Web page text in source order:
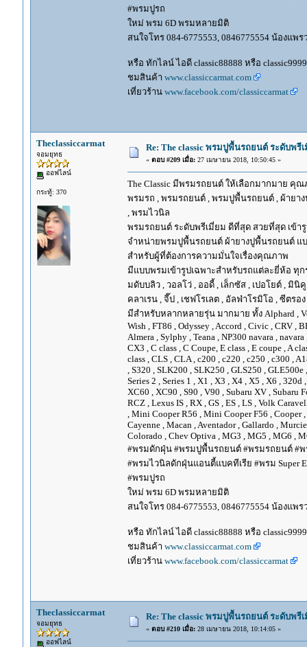
#พรมปูรถ
ใหม่ พรม 6D พรมหลายมิติ
สนใจโทร 084-6775553, 0846775554 น้องแพ
หรือ ทักไลน์ ไอดี classic88888 หรือ
ชมสินค้า www.classiccarmat.com
เที่ยวร้าน www.facebook.com/classiccarmat
Theclassiccarmat
จอมยุทธ
ออฟไลน์
กระทู้: 370
Re: The classic พรมปูพื้นรถยนต์ ระดับพรี
« ตอบ #209 เมื่อ:27 เมษายน 2018, 10:50:45 »
The Classic มีพรมรถยนต์ ให้เลือกมากมาย คุ
พรมรถ , พรมรถยนต์ , พรมปูพื้นรถยนต์ , ผ้ายา
, พรมไวนิล
พรมรถยนต์ ระดับพรีเมี่ยม ดีที่สุด สวยที่สุด เข้ารู
จำหน่ายพรมปูพื้นรถยนต์ ผ้ายางปูพื้นรถยนต์ แบบ
สำหรับผู้ที่ต้องการความมั่นใจเรื่องคุณภาพ
มีแบบพรมเข้ารูปเฉพาะสำหรับรถแต่ละยี่ห้อ ทุก
มดับบลิว , วอลโว่ , ออดี้ , เล็กซัส , เปอโยต์ , มินิ
คลาเรน , จี๊ป , เชฟโรเลต , อัลฟ่าโรมิโอ , ซีตร
มีสำหรับหลากหลายรุ่น มากมาย ทั้ง Alphard ,
Wish , FT86 , Odyssey , Accord , Civic , CRV ,
Almera , Sylphy , Teana , NP300 navara ,
CX3 , C class , C Coupe, E class , E coupe , A
class , CLS , CLA , c200 , c220 , c250 , c300 ,
, S320 , SLK200 , SLK250 , GLS250 , GLE500e
Series 2 , Series 1 , X1 , X3 , X4 , X5 , X6 ,
XC60 , XC90 , S90 , V90 , Subaru XV , Subaru
RCZ , Lexus IS , RX , GS , ES , LS , Volk
, Mini Cooper R56 , Mini Cooper F56 , Cooper
Cayenne , Macan , Aventador , Gallardo ,
Colorado , Chev Optiva , MG3 , MG5 , MG6 ,
#พรมดักฝุ่น #พรมปูพื้นรถยนต์ #พรมรถยนต์ #พ
#พรมไวนิลดักฝุ่นแอนตี้แบคทีเรีย #พรม Super
#พรมปูรถ
ใหม่ พรม 6D พรมหลายมิติ
สนใจโทร 084-6775553, 0846775554 น้องแพร
หรือ ทักไลน์ ไอดี classic88888 หรือ
ชมสินค้า www.classiccarmat.com
เที่ยวร้าน www.facebook.com/classiccarmat
Theclassiccarmat
จอมยุทธ
ออฟไลน์
Re: The classic พรมปูพื้นรถยนต์ ระดับพรี
« ตอบ #210 เมื่อ:28 เมษายน 2018, 10:14:05 »